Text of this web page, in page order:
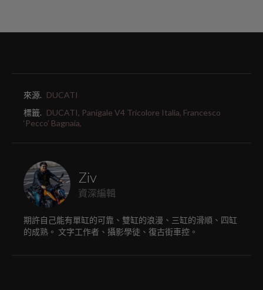
來源. DUCATI
標籤. DUCATI, Panigale V4 Tricolore Italia, Francesco
‘Pecco’ Bagnaia,
Ziv
資深編輯
期許自己能有單缸的可靠、雙缸的浪漫、三缸的滑順、四缸
的成熟。 文字工作者、攝影學徒、復古街車控。